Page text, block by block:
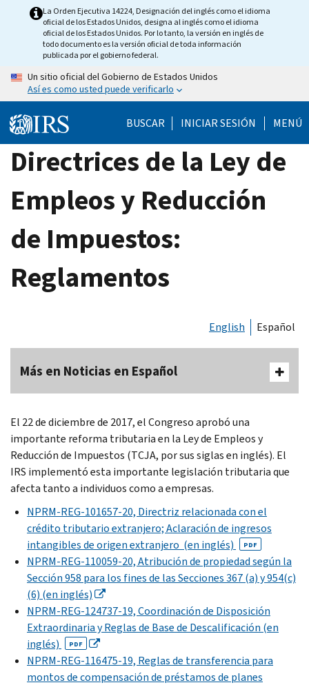
La Orden Ejecutiva 14224, Designación del inglés como el idioma
oficial de los Estados Unidos, designa al inglés como el idioma
oficial de los Estados Unidos. Por lo tanto, la versión en inglés de
todo documento es la versión oficial de toda información
publicada por el gobierno federal.
Un sitio oficial del Gobierno de Estados Unidos
Así es como usted puede verificarlo
BUSCAR INICIAR SESIÓN MENÚ
Directrices de la Ley de
Empleos y Reducción
de Impuestos:
Reglamentos
English Español
Más en Noticias en Español
El 22 de diciembre de 2017, el Congreso aprobó una
importante reforma tributaria en la Ley de Empleos y
Reducción de Impuestos (TCJA, por sus siglas en inglés). El
IRS implementó esta importante legislación tributaria que
afecta tanto a individuos como a empresas.
NPRM-REG-101657-20, Directriz relacionada con el
crédito tributario extranjero; Aclaración de ingresos
intangibles de origen extranjero (en inglés)
PDF
NPRM-REG-110059-20, Atribución de propiedad según la
Sección 958 para los fines de las Secciones 367 (a) y 954(c)
(6) (en inglés)
NPRM-REG-124737-19, Coordinación de Disposición
Extraordinaria y Reglas de Base de Descalificación (en
inglés)
PDF
NPRM-REG-116475-19, Reglas de transferencia para
montos de compensación de préstamos de planes